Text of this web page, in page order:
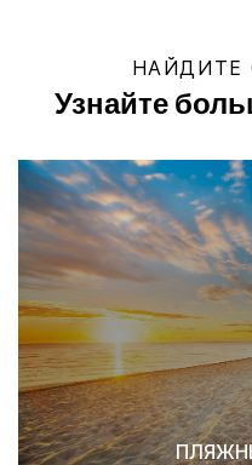
Узнайте